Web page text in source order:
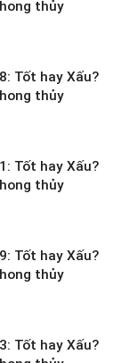
thủy
Tốt hay Xấu?
thủy
Tốt hay Xấu?
thủy
Tốt hay Xấu?
thủy
Tốt hay Xấu?